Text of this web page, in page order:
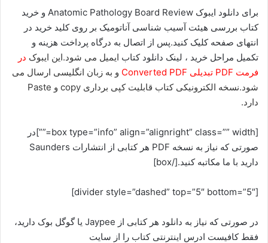
برای دانلود ایبوک Anatomic Pathology Board Review و خرید
کتاب بررسی هیئت آسیب شناسی آناتومیک بر روی کلید خرید در
انتهای صفحه کلیک کنید.پس از اتصال به درگاه پرداخت هزینه و
تکمیل مراحل خرید ، لینک دانلود کتاب ایمیل می شود.این ایبوک در
فرمت PDF تبدیلی
Converted PDF و به زبان انگلیسی ارسال می
شود.نسخه الکترونیکی کتاب قابلیت کپی برداری copy و Paste
دارد.
[box type=”info” align=”alignright” class=”” width=””]در
صورتی که نیاز به نسخه PDF هر کتابی از انتشارات Saunders
دارید با ما مکاتبه کنید.[/box]
[divider style=”dashed” top=”5″ bottom=”5″]
در صورتی که نیاز به دانلود هر کتابی از Jaypee یا گوگل بوک دارید،
فقط کافیست ادرس اینترنتی کتاب را از سایت